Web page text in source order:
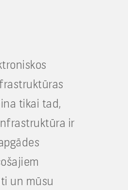
tikai tad,
ir
un mūsu